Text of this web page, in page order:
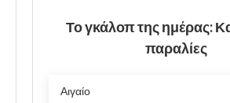
Το γκάλοπ της ημέρας:
παραλίες
Αιγαίο